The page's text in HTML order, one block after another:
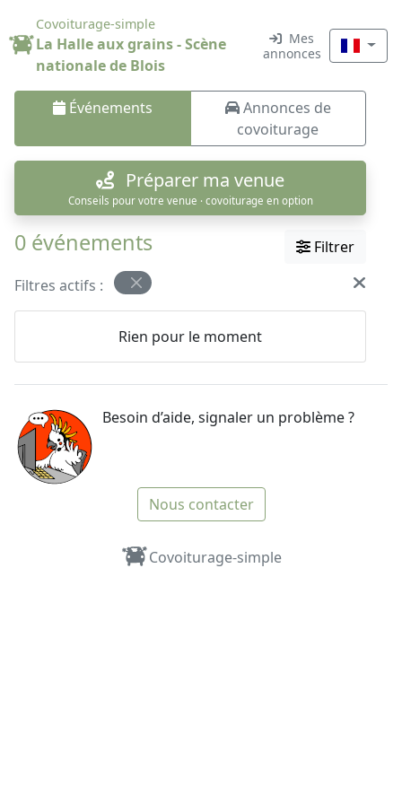
Covoiturage-simple
La Halle aux grains - Scène
nationale de Blois
Mes
annonces
Événements
Annonces de
covoiturage
Préparer ma venue
Conseils pour votre venue · covoiturage en option
0 événements
Filtrer
Filtres actifs :
Rien pour le moment
Besoin d’aide, signaler un problème ?
Nous contacter
Covoiturage-simple